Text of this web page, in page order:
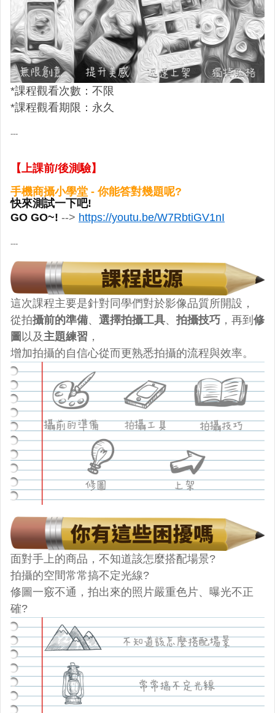
*課程觀看次數：不限
*課程觀看期限： 永久
---
【上課前/後測驗】
手機商攝小學堂 - 你能答對幾題呢?
快來測試一下吧!
GO GO~! --> https://youtu.be/W7RbtiGV1nI
---
這次課程主要是針對同學們對於影像品質所開設，
從拍攝前的準備、 選擇拍攝工具、 拍攝技巧 ，再到 修
圖 以及主題練習 ，
增加拍攝的自信心從而更熟悉拍攝的流程與效率。
面對手上的商品，不知道該怎麼搭配場景?
拍攝的空間常常搞不定光線?
修圖一竅不通，拍出來的照片嚴重色片、曝光不正
確?